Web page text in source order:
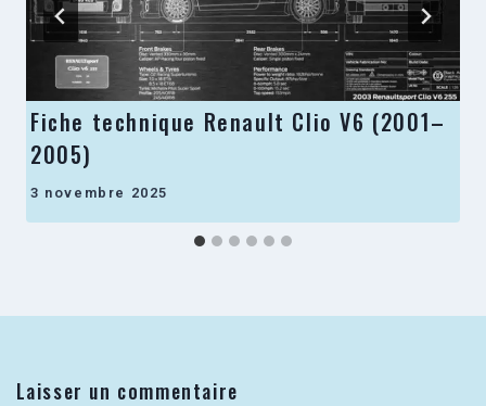
Fiche technique Renault Clio V6 (2001–
2005)
3 novembre 2025
Laisser un commentaire